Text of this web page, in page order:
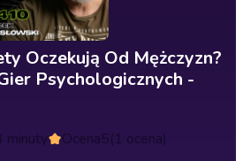
Oczekują Od Mężczyzn?
Psychologicznych -
minuty Ocena5(1 ocena)